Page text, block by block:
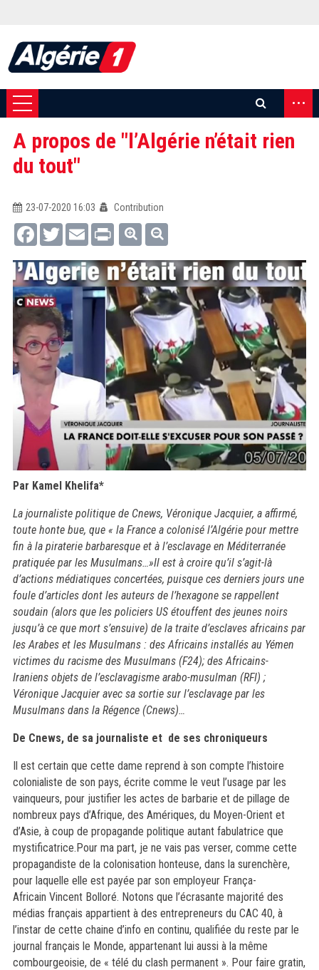
...
A propos de "l’Algérie n’était rien
du tout"
23-07-2020 16:03
Contribution
FacebookTwitterEmail Print
Par Kamel Khelifa*
La journaliste politique de Cnews, Véronique Jacquier, a affirmé,
toute honte bue, que « la France a colonisé l’Algérie pour mettre
fin à la piraterie barbaresque et à l’esclavage en Méditerranée
pratiquée par les Musulmans…»Il est à croire qu’il s’agit-là
d’actions médiatiques concertées, puisque ces derniers jours une
foule d’articles dont les auteurs de l’hexagone se rappellent
soudain (alors que les policiers US étouffent des jeunes noirs
jusqu’à ce que mort s’ensuive) de la traite d’esclaves africains par
les Arabes et les Musulmans : des Africains installés au Yémen
victimes du racisme des Musulmans (F24); des Africains-
Iraniens objets de l’esclavagisme arabo-musulman (RFI) ;
Véronique Jacquier avec sa sortie sur l’esclavage par les
Musulmans dans la Régence (Cnews)…
De Cnews, de sa journaliste et de ses chroniqueurs
Il est certain que cette dame reprend à son compte l’histoire
colonialiste de son pays, écrite comme le veut l’usage par les
vainqueurs, pour justifier les actes de barbarie et de pillage de
nombreux pays d’Afrique, des Amériques, du Moyen-Orient et
d’Asie, à coup de propagande politique autant fabulatrice que
mystificatrice.Pour ma part, je ne vais pas verser, comme cette
propagandiste de la colonisation honteuse, dans la surenchère,
pour laquelle elle est payée par son employeur França-
Africain Vincent Bolloré. Notons que l’écrasante majorité des
médias français appartient à des entrepreneurs du CAC 40, à
l’instar de cette chaine d’info en continu, qualifiée du reste par le
journal français le Monde, appartenant lui aussi à la même
combourgeoisie, de « télé du clash permanent ». Pour faire gratin,